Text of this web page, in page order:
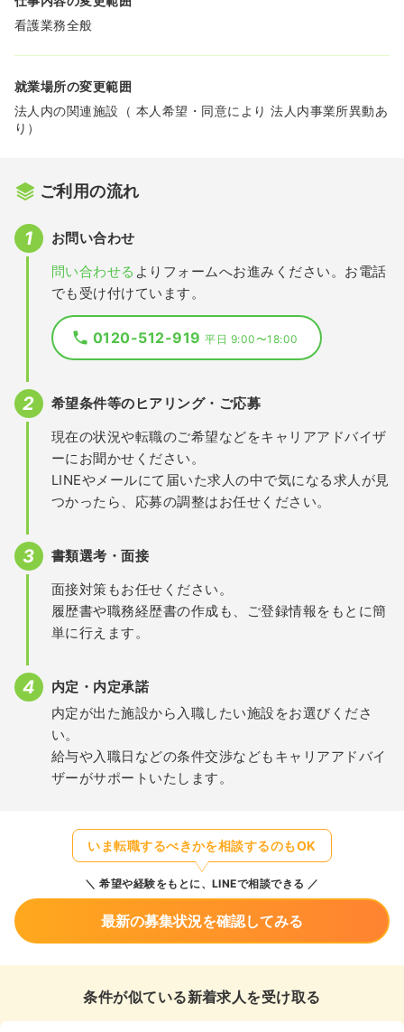
看護業務全般
就業場所の変更範囲
法人内の関連施設（ 本人希望・同意により 法人内事業所異動あ
り）
ご利用の流れ
お問い合わせ
問い合わせる よりフォームへお進みください。お電話
でも受け付けています。
0120-512-919平日 9:00〜18:00
希望条件等のヒアリング・ご応募
現在の状況や転職のご希望などをキャリアアドバイザ
ーにお聞かせください。
LINEやメールにて届いた求人の中で気になる求人が見
つかったら、応募の調整はお任せください。
書類選考・面接
面接対策もお任せください。
履歴書や職務経歴書の作成も、ご登録情報をもとに簡
単に行えます。
内定・内定承諾
内定が出た施設から入職したい施設をお選びくださ
い。
給与や入職日などの条件交渉などもキャリアアドバイ
ザーがサポートいたします。
いま転職するべきかを相談するのもOK
希望や経験をもとに、LINEで相談できる
最新の募集状況を確認してみる
条件が似ている新着求人を受け取る